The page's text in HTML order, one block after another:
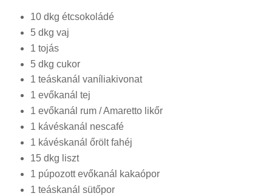
10 dkg étcsokoládé
5 dkg vaj
1 tojás
5 dkg cukor
1 teáskanál vaníliakivonat
1 evőkanál tej
1 evőkanál rum / Amaretto likőr
1 kávéskanál nescafé
1 kávéskanál őrölt fahéj
15 dkg liszt
1 púpozott evőkanál kakaópor
1 teáskanál sütőpor